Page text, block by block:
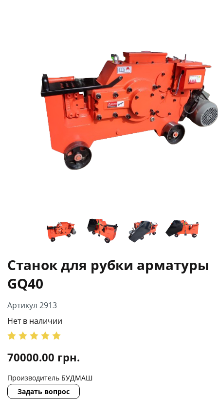
Станок для рубки арматуры
GQ40
Артикул 2913
Нет в наличии
70000.00 грн.
Производитель БУДМАШ
Задать вопрос